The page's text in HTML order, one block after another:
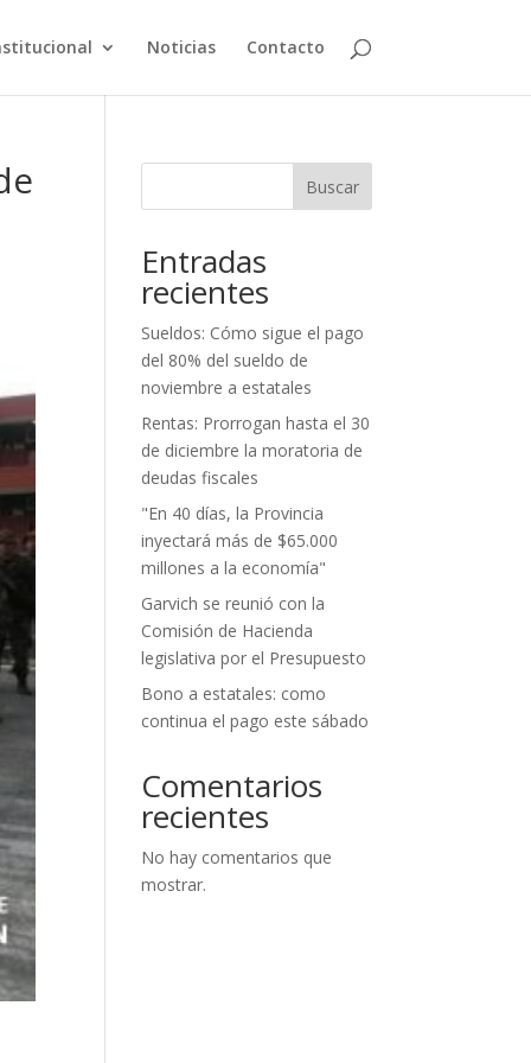
Noticias Contacto
Buscar
Entradas
recientes
Sueldos: Cómo sigue el pago
del 80% del sueldo de
noviembre a estatales
Rentas: Prorrogan hasta el 30
de diciembre la moratoria de
deudas fiscales
"En 40 días, la Provincia
inyectará más de $65.000
millones a la economía"
Garvich se reunió con la
Comisión de Hacienda
legislativa por el Presupuesto
Bono a estatales: como
continua el pago este sábado
Comentarios
recientes
No hay comentarios que
mostrar.